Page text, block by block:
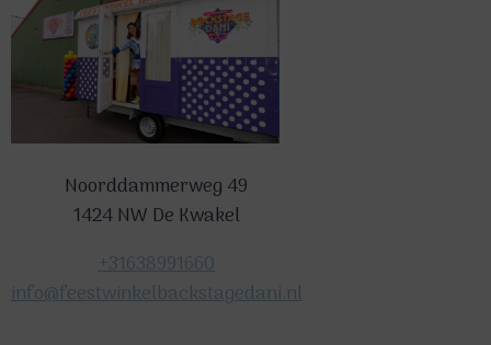
Noorddammerweg 49
1424 NW De Kwakel
+31638991660
info@feestwinkelbackstagedani.nl